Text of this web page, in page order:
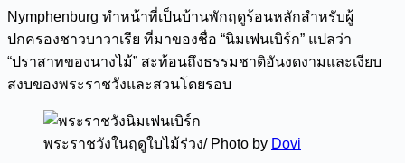
Nymphenburg ทำหน้าที่เป็นบ้านพักฤดูร้อนหลักสำหรับผู้
ปกครองชาวบาวาเรีย ที่มาของชื่อ “นิมเฟนเบิร์ก” แปลว่า
“ปราสาทของนางไม้” สะท้อนถึงธรรมชาติอันงดงามและเงียบ
สงบของพระราชวังและสวนโดยรอบ
พระราชวังในฤดูใบไม้ร่วง/ Photo by Dovi